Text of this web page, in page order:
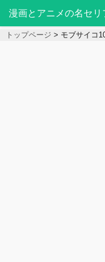
漫画とアニメの名セリ
トップページ モブサイコ